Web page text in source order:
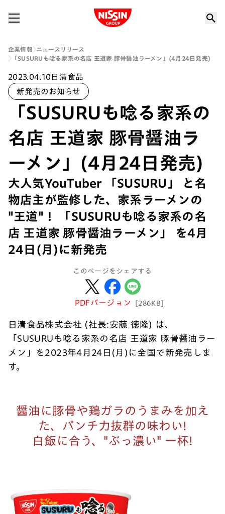
Nissin Group
企業情報
ニュースリリース
「SUSURUも唸る家系の名店 王道家 豚骨醤油ラーメン」(4月24日発売)
2023.04.10 日清食品
新発売のお知らせ
「SUSURUも唸る家系の
名店 王道家 豚骨醤油ラ
ーメン」(4月24日発売)
大人気YouTuber 「SUSURU」 と名
物店主が監修した、家系ラーメンの
"王道"！ 「SUSURUも唸る家系の名
店 王道家 豚骨醤油ラーメン」 を4月
24日(月)に新発売
このページをシェアする
PDFバージョン [286KB]
日清食品株式会社 (社長:安藤 徳隆) は、
「SUSURUも唸る家系の名店 王道家 豚骨醤油ラー
メン」を2023年4月24日(月)に全国で新発売しま
す。
醤油に豚骨や鶏ガラのうまみを加え
た、パンチ力抜群の味わい!
白飯に合う、"ぶっ濃い" 一杯!